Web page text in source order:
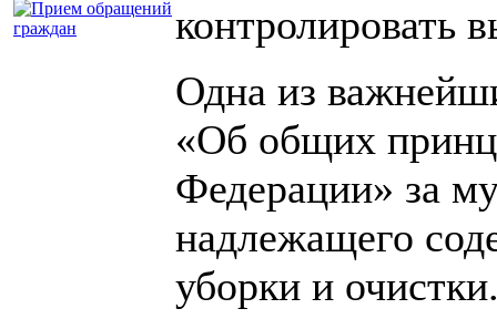
контролировать
Одна из
«Об общих
Федерации» за
надлежащего
уборки и